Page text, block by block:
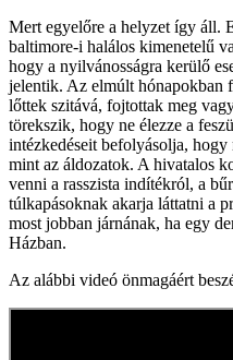
Mert egyelőre a helyzet így áll.
baltimore-i halálos kimenetelű
hogy a nyilvánosságra kerülő
jelentik. Az elmúlt hónapokban
lőttek szitává, fojtottak meg
törekszik, hogy ne élezze a
intézkedéseit befolyásolja, hogy
mint az áldozatok. A hivatalos
venni a rasszista indítékról, a
túlkapásoknak akarja láttatni a
most jobban járnának, ha egy
Házban.
Az alábbi videó önmagáért